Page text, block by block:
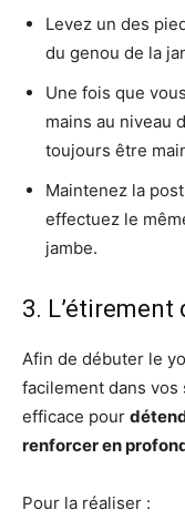
Levez un des
du genou de la
Une fois que
mains au niveau
toujours être
Maintenez la
effectuez le
jambe.
3. L’étirement
Afin de débuter le
facilement dans vos
efficace pour
renforcer en
Pour la réaliser :